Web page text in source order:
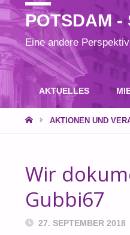
POTSDAM -
Eine andere
AKTUELLES
STARTAKTIONEN UND
Wir
Gubbi67
27. SEPTEMBER 2018